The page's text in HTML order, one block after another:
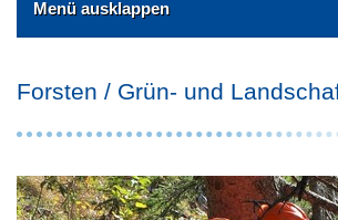
Menü ausklappen
Forsten / Grün- und